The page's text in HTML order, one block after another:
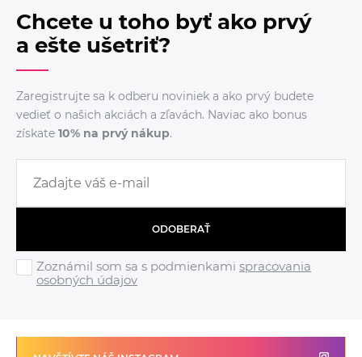
Chcete u toho byť ako prvý
a ešte ušetriť?
Zaregistrujte sa k odberu noviniek a ako prvý budete
vedieť o našich akciách a zľavách. Naviac ako bonus
získate 10% na prvý nákup.
ODOBERAŤ
Zoznámil som sa s podmienkami spracovania
osobných údajov